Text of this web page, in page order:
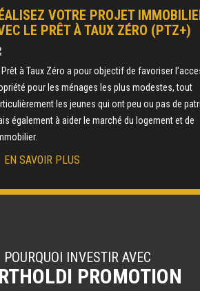
VOTRE PROJET
LE PRÊT À TAUX ZÉRO (PTZ+)
Prêt à Taux Zéro a pour objectif de favoriser
pour les ménages les plus modestes, tout
les jeunes qui ont peu ou pas de
également à aider le marché du logement et de
EN SAVOIR PLUS
POURQUOI INVESTIR AVEC
PROMOTION